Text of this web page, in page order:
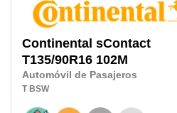
Continental sContact
T135/90R16 102M
Automóvil de Pasajeros
T BSW